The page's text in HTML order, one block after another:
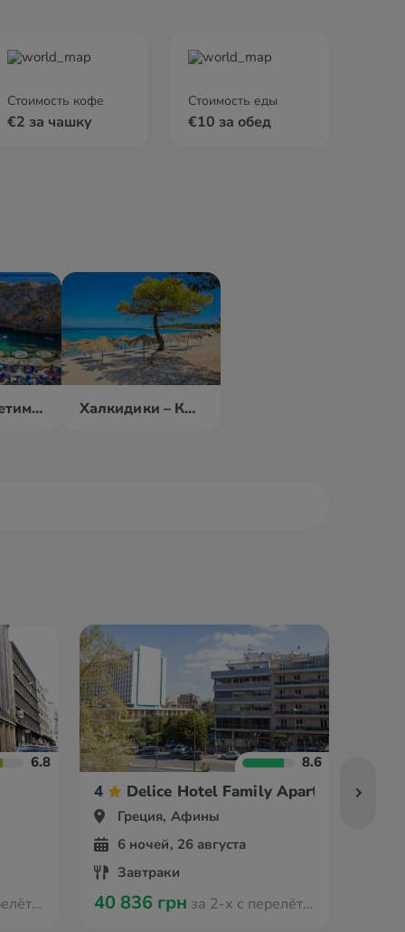
Стоимость кофе
€2 за чашку
Стоимость еды
€10 за обед
о. Крит – Ретимно Халкидики – Кассандра
Кастория
6.8 8.6
4 Delice Hotel Family Apartments
Греция, Афины
6 ночей, 26 августа
Завтраки
40 836 грн за 2-х с перелётом из Варшавы